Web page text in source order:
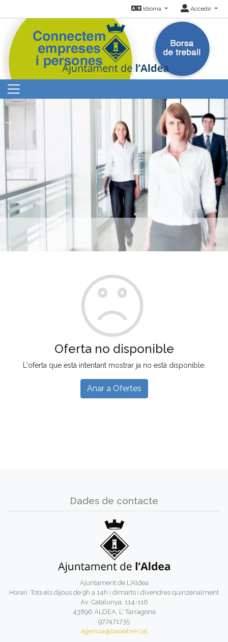
Idioma Accedir
Oferta no disponible
L'oferta que està intentant mostrar ja no està disponible.
Anar a Ofertes
Dades de contacte
Ajuntament de L'Aldea
Horari: Tots els dijous de 9h a 14h i dimarts i divendres quinzenalment
Av. Catalunya, 114-116
43896 ALDEA, L' Tarragona
977471735
agencia@baixebre.cat